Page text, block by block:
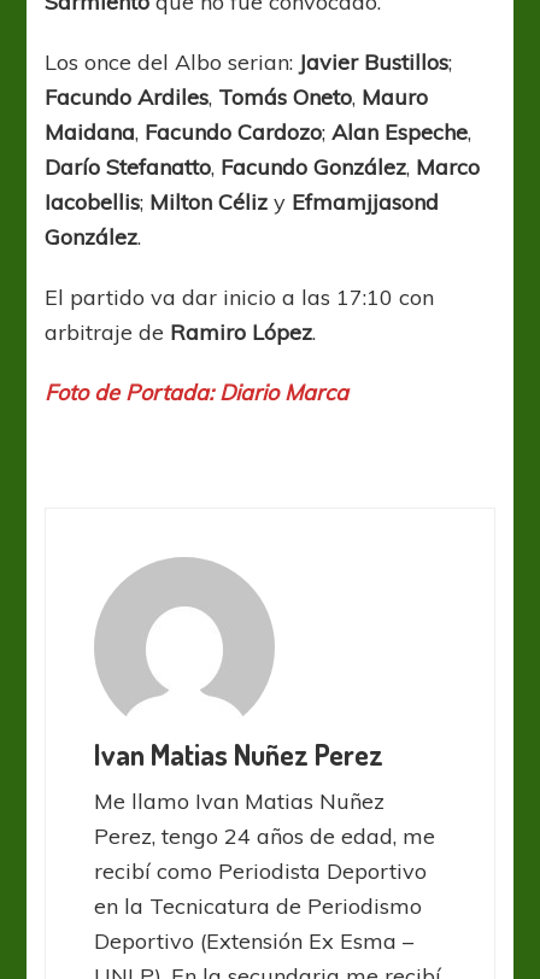
Los once del Albo serian: Javier Bustillos;
Facundo Ardiles, Tomás Oneto, Mauro
Maidana, Facundo Cardozo;Alan Espeche,
Darío Stefanatto, Facundo González, Marco
Iacobellis; Milton Céliz y Efmamjjasond
González.
El partido va dar inicio a las 17:10 con
arbitraje de Ramiro López.
Foto de Portada: Diario Marca
Ivan Matias Nuñez Perez
Me llamo Ivan Matias Nuñez
Perez, tengo 24 años de edad, me
recibí como Periodista Deportivo
en la Tecnicatura de Periodismo
Deportivo (Extensión Ex Esma –